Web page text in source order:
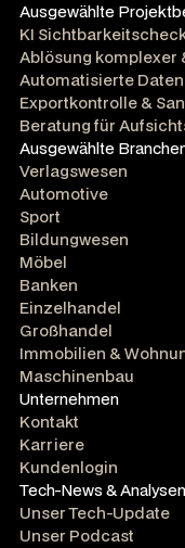
Ausgewählte
KI
Ablösung komplexer
Automatisierte
Exportkontrolle &
Beratung für
Ausgewählte
Verlagswesen
Automotive
Sport
Bildungwesen
Möbel
Banken
Einzelhandel
Großhandel
Immobilien &
Maschinenbau
Unternehmen
Kontakt
Karriere
Kundenlogin
Tech-News & Analysen
Unser Tech-Update
Unser Podcast